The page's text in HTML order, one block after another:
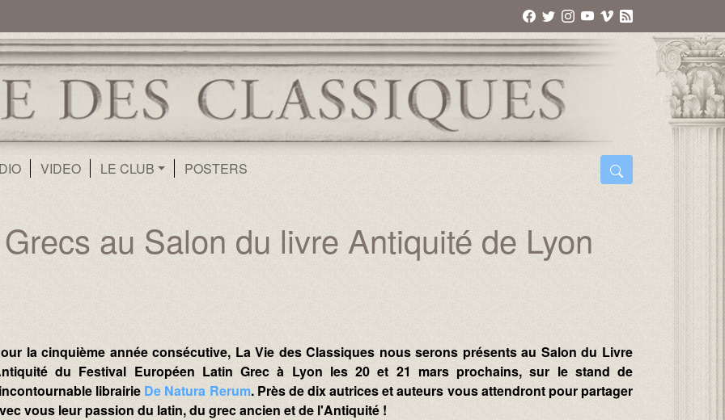
VIDEO LE CLUB POSTERS
au Salon du livre Antiquité de Lyon
la cinquième année consécutive, La Vie des Classiques nous serons présents au Salon du Livre
du Festival Européen Latin Grec à Lyon les 20 et 21 mars prochains, sur le stand de
librairie De Natura Rerum. Près de dix autrices et auteurs vous attendront pour partager
vous leur passion du latin, du grec ancien et de l'Antiquité !